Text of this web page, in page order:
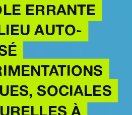
ERRANTE
AUTO-
SOCIALES
À